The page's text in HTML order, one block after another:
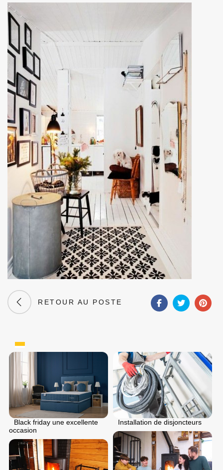
RETOUR AU POSTE
Black friday une excellente
occasion
Installation de disjoncteurs